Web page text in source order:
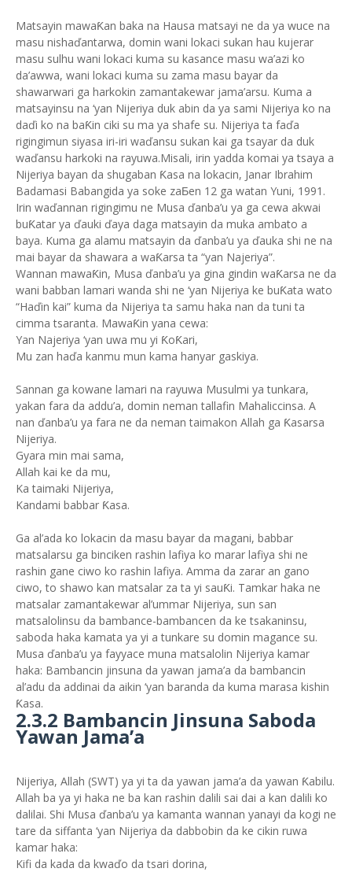
Matsayin mawaƘan baka na Hausa matsayi ne da ya wuce na
masu nishaďantarwa, domin wani lokaci sukan hau kujerar
masu sulhu wani lokaci kuma su kasance masu wa’azi ko
da’awwa, wani lokaci kuma su zama masu bayar da
shawarwari ga harkokin zamantakewar jama’arsu. Kuma a
matsayinsu na ‘yan Nijeriya duk abin da ya sami Nijeriya ko na
daďi ko na baƘin ciki su ma ya shafe su. Nijeriya ta faďa
rigingimun siyasa iri-iri waďansu sukan kai ga tsayar da duk
waďansu harkoki na rayuwa.Misali, irin yadda komai ya tsaya a
Nijeriya bayan da shugaban Ƙasa na lokacin, Janar Ibrahim
Badamasi Babangida ya soke zaƂen 12 ga watan Yuni, 1991.
Irin waďannan rigingimu ne Musa ďanba’u ya ga cewa akwai
buƘatar ya ďauki ďaya daga matsayin da muka ambato a
baya. Kuma ga alamu matsayin da ďanba’u ya ďauka shi ne na
mai bayar da shawara a waƘarsa ta “yan Najeriya”.
Wannan mawaƘin, Musa ďanba’u ya gina gindin waƘarsa ne da
wani babban lamari wanda shi ne ‘yan Nijeriya ke buƘata wato
“Haďin kai” kuma da Nijeriya ta samu haka nan da tuni ta
cimma tsaranta. MawaƘin yana cewa:
Yan Najeriya ‘yan uwa mu yi ƘoƘari,
Mu zan haďa kanmu mun kama hanyar gaskiya.
Sannan ga kowane lamari na rayuwa Musulmi ya tunkara,
yakan fara da addu’a, domin neman tallafin Mahaliccinsa. A
nan ďanba’u ya fara ne da neman taimakon Allah ga Ƙasarsa
Nijeriya.
Gyara min mai sama,
Allah kai ke da mu,
Ka taimaki Nijeriya,
Kandami babbar Ƙasa.
Ga al’ada ko lokacin da masu bayar da magani, babbar
matsalarsu ga binciken rashin lafiya ko marar lafiya shi ne
rashin gane ciwo ko rashin lafiya. Amma da zarar an gano
ciwo, to shawo kan matsalar za ta yi sauƘi. Tamkar haka ne
matsalar zamantakewar al’ummar Nijeriya, sun san
matsalolinsu da bambance-bambancen da ke tsakaninsu,
saboda haka kamata ya yi a tunkare su domin magance su.
Musa ďanba’u ya fayyace muna matsalolin Nijeriya kamar
haka: Bambancin jinsuna da yawan jama’a da bambancin
al’adu da addinai da aikin ‘yan baranda da kuma marasa kishin
Ƙasa.
2.3.2 Bambancin Jinsuna Saboda
Yawan Jama’a
Nijeriya, Allah (SWT) ya yi ta da yawan jama’a da yawan Ƙabilu.
Allah ba ya yi haka ne ba kan rashin dalili sai dai a kan dalili ko
dalilai. Shi Musa ďanba’u ya kamanta wannan yanayi da kogi ne
tare da siffanta ‘yan Nijeriya da dabbobin da ke cikin ruwa
kamar haka:
Kifi da kada da kwaďo da tsari dorina,